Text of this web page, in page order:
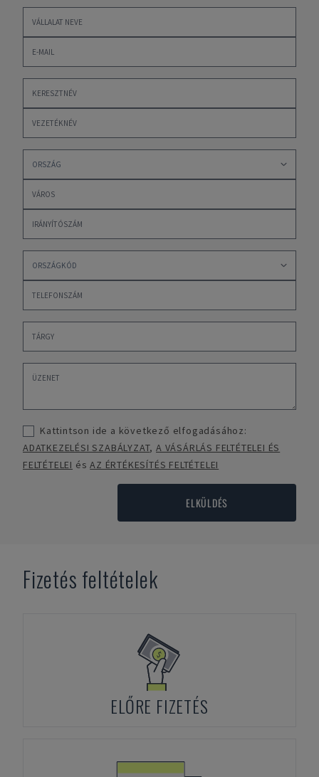
Kattintson ide a következő elfogadásához:
ADATKEZELÉSI SZABÁLYZAT,A VÁSÁRLÁS FELTÉTELEI ÉS
FELTÉTELEI ésAZ ÉRTÉKESÍTÉS FELTÉTELEI
ELKÜLDÉS
Fizetés feltételek
ELŐRE FIZETÉS